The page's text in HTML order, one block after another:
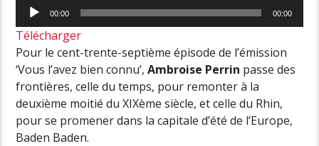
Lecteur
audio
00:00 00:00
Télécharger
Pour le cent-trente-septième épisode de l’émission
‘Vous l’avez bien connu’,Ambroise Perrin passe des
frontières, celle du temps, pour remonter à la
deuxième moitié du XIXème siècle, et celle du Rhin,
pour se promener dans la capitale d’été de l’Europe,
Baden Baden.